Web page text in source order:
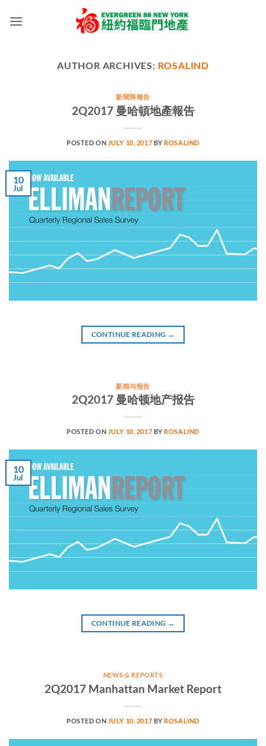
AUTHOR ARCHIVES: ROSALIND
新聞與報告
2Q2017 曼哈頓地產報告
POSTED ON JULY 10, 2017 BYROSALIND
10
Jul
CONTINUE READING →
新闻与报告
2Q2017 曼哈顿地产报告
POSTED ON JULY 10, 2017 BYROSALIND
10
Jul
CONTINUE READING →
NEWS & REPORTS
2Q2017 Manhattan Market Report
POSTED ON JULY 10, 2017 BYROSALIND